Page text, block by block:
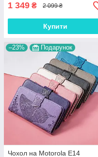
1 349 ₴ 2 099 ₴
Купити
–23% Подарунок
Чохол на Motorola E14